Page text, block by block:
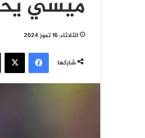
ميسي
الثلاثاء، 16 تموز 2024
شاركها
فيسبوك‫X